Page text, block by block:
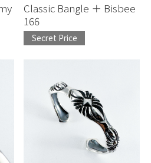
Classic Bangle ＋ Bisbee
166
Secret Price